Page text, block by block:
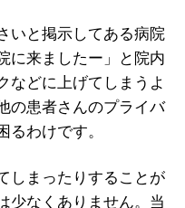
いと掲示してある病院
に来ましたー」と院内
などに上げてしまうよ
の患者さんのプライバ
るわけです。
しまったりすることが
少なくありません。当